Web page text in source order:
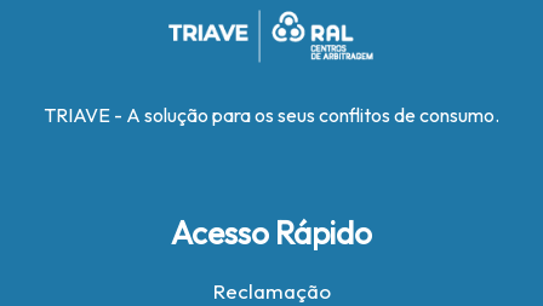
TRIAVE - A solução para os seus conflitos de consumo.
Acesso Rápido
Reclamação